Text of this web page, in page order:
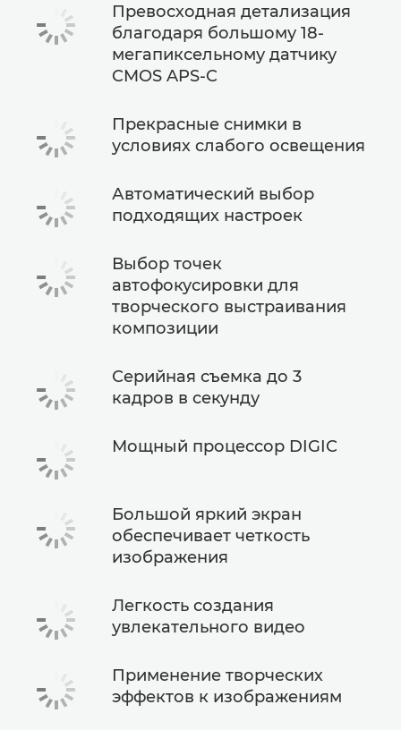
Превосходная детализация
благодаря большому 18-
мегапиксельному датчику
CMOS APS-C
Прекрасные снимки в
условиях слабого освещения
Автоматический выбор
подходящих настроек
Выбор точек
автофокусировки для
творческого выстраивания
композиции
Серийная съемка до 3
кадров в секунду
Мощный процессор DIGIC
Большой яркий экран
обеспечивает четкость
изображения
Легкость создания
увлекательного видео
Применение творческих
эффектов к изображениям